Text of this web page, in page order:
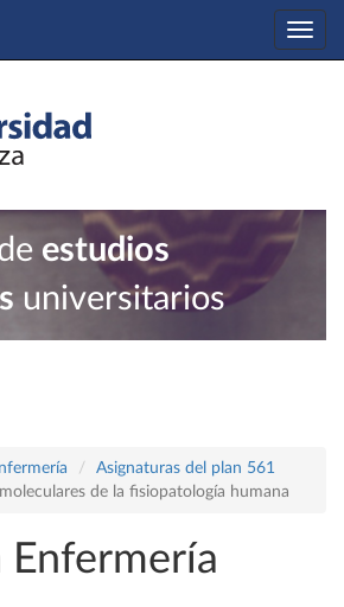
estudios
universitarios
Asignaturas del plan 561
de la fisiopatología humana
Enfermería